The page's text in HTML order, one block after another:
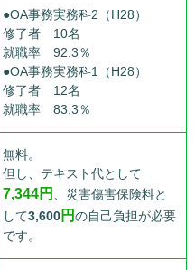
●OA事務実務科2（H28）
修了者 10名
就職率 92.3％
●OA事務実務科1（H28）
修了者 12名
就職率 83.3％
無料。
但し、テキスト代として
7,344円
、災害傷害保険料と
して3,600円の自己負担が必要
です。